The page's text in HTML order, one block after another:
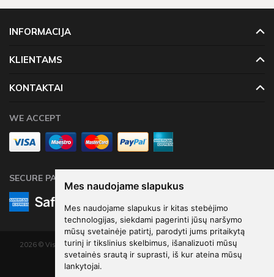
Mes naudojame slapukus
Mes naudojame slapukus ir kitas stebėjimo
technologijas, siekdami pagerinti jūsų naršymo
mūsų svetainėje patirtį, parodyti jums pritaikytą
turinį ir tikslinius skelbimus, išanalizuoti mūsų
svetainės srautą ir suprasti, iš kur ateina mūsų
lankytojai.
Šventinės dekoracijos pažymėtos žaliu sandėlio ženkleliu yra
neturime, pristatymas gali užtrukti tarp 4 - 16 darbo dienų.
nemokamas pristatymas!
INFORMACIJA
KLIENTAMS
KONTAKTAI
WE ACCEPT
SECURE PAYMENTS
2026 © Visos teisės saugomos. Kopijuoti, platinti svetainės turinį be autorių
sutikimo draudžiama.
Elektroninių parduotuvių nuoma